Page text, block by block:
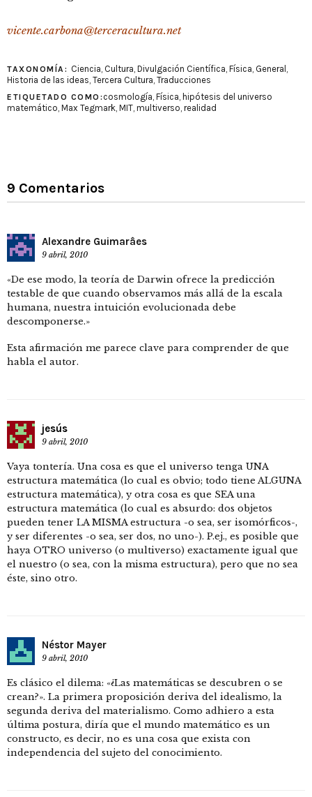
vicente.carbona@terceracultura.net
TAXONOMÍA: Ciencia, Cultura, Divulgación Científica, Física, General ,
Historia de las ideas, Tercera Cultura, Traducciones
ETIQUETADO COMO: cosmología, Física, hipótesis del universo
matemático, Max Tegmark, MIT, multiverso, realidad
9 Comentarios
Alexandre Guimarâes
9 abril, 2010
«De ese modo, la teoría de Darwin ofrece la predicción
testable de que cuando observamos más allá de la escala
humana, nuestra intuición evolucionada debe
descomponerse.»
Esta afirmación me parece clave para comprender de que
habla el autor.
jesús
9 abril, 2010
Vaya tontería. Una cosa es que el universo tenga UNA
estructura matemática (lo cual es obvio; todo tiene ALGUNA
estructura matemática), y otra cosa es que SEA una
estructura matemática (lo cual es absurdo: dos objetos
pueden tener LA MISMA estructura -o sea, ser isomórficos-,
y ser diferentes -o sea, ser dos, no uno-). P.ej., es posible que
haya OTRO universo (o multiverso) exactamente igual que
el nuestro (o sea, con la misma estructura), pero que no sea
éste, sino otro.
Néstor Mayer
9 abril, 2010
Es clásico el dilema: «¿Las matemáticas se descubren o se
crean?». La primera proposición deriva del idealismo, la
segunda deriva del materialismo. Como adhiero a esta
última postura, diría que el mundo matemático es un
constructo, es decir, no es una cosa que exista con
independencia del sujeto del conocimiento.